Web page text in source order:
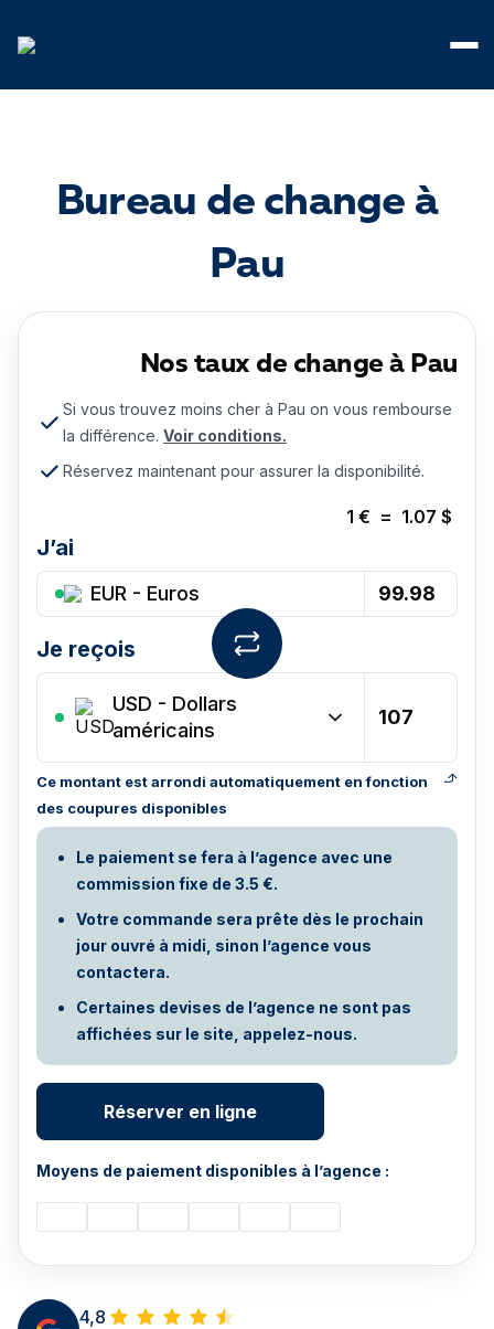
Bureau de change à
Pau
4,8
Nos taux de change à Pau
Si vous trouvez moins cher à Pau on vous rembourse
la différence. Voir conditions.
Réservez maintenant pour assurer la disponibilité.
1 € = 1.07 $
J’ai
EUR - Euros
Je reçois
USD - Dollars
américains
Ce montant est arrondi automatiquement en fonction
des coupures disponibles
Le paiement se fera à l’agence avec une
commission fixe de 3.5 €.
Votre commande sera prête dès le prochain
jour ouvré à midi, sinon l’agence vous
contactera.
Certaines devises de l’agence ne sont pas
affichées sur le site, appelez-nous.
Réserver en ligne
Moyens de paiement disponibles à l’agence :